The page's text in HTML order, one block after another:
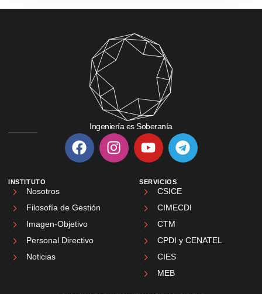
Ingeniería es Soberanía
INSTITUTO
Nosotros
Filosofía de Gestión
Imagen-Objetivo
Personal Directivo
Noticias
SERVICIOS
CSICE
CIMECDI
CTM
CPDI y CENATEL
CIES
MEB